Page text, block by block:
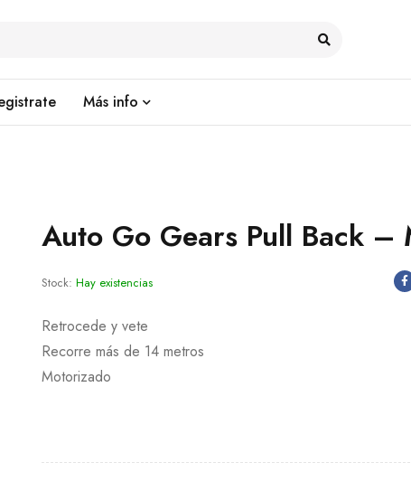
Más info
Auto Go Gears Pull Back –
Stock: Hay existencias
Retrocede y vete
Recorre más de 14 metros
Motorizado